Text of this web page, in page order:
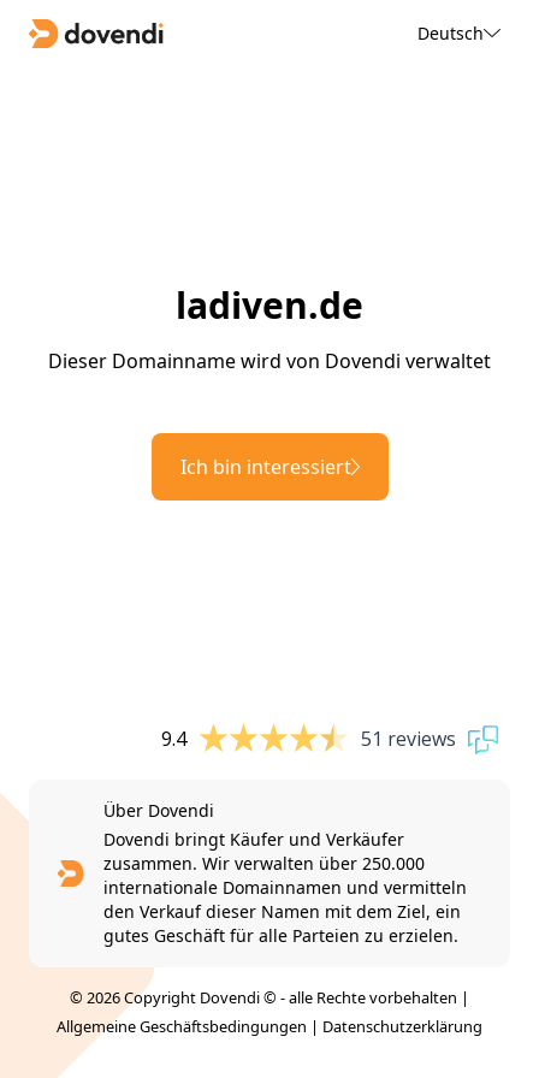
Deutsch
ladiven.de
Dieser Domainname wird von Dovendi verwaltet
Ich bin interessiert
9.4 51 reviews
Über Dovendi
Dovendi bringt Käufer und Verkäufer
zusammen. Wir verwalten über 250.000
internationale Domainnamen und vermitteln
den Verkauf dieser Namen mit dem Ziel, ein
gutes Geschäft für alle Parteien zu erzielen.
© 2026 Copyright Dovendi © - alle Rechte vorbehalten |
Allgemeine Geschäftsbedingungen | Datenschutzerklärung